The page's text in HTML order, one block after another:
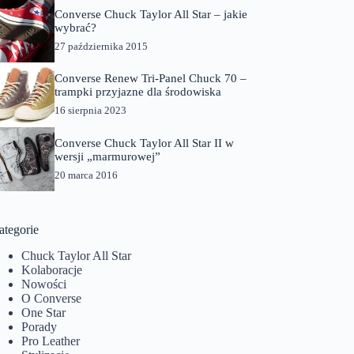
Converse Chuck Taylor All Star – jakie
wybrać?
27 października 2015
Converse Renew Tri-Panel Chuck 70 –
trampki przyjazne dla środowiska
16 sierpnia 2023
Converse Chuck Taylor All Star II w
wersji „marmurowej”
20 marca 2016
Chuck Taylor All Star
Kolaboracje
Nowości
O Converse
One Star
Porady
Pro Leather